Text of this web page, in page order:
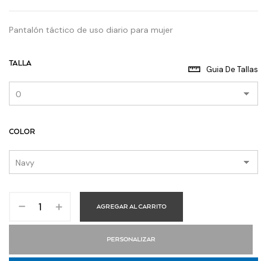
Pantalón táctico de uso diario para mujer
Guia De Tallas
TALLA
COLOR
AGREGAR AL CARRITO
PERSONALIZAR